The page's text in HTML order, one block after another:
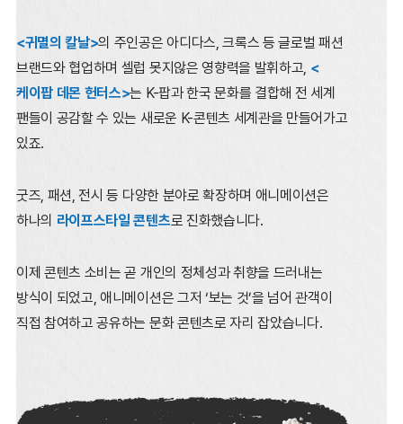
<귀멸의 칼날>의 주인공은 아디다스, 크록스 등 글로벌 패션
브랜드와 협업하며 셀럽 못지않은 영향력을 발휘하고, <
케이팝 데몬 헌터스>는 K-팝과 한국 문화를 결합해 전 세계
팬들이 공감할 수 있는 새로운 K-콘텐츠 세계관을 만들어가고
있죠.
굿즈, 패션, 전시 등 다양한 분야로 확장하며 애니메이션은
하나의 라이프스타일 콘텐츠로 진화했습니다.
이제 콘텐츠 소비는 곧 개인의 정체성과 취향을 드러내는
방식이 되었고,애니메이션은 그저 ‘보는 것’을 넘어 관객이
직접 참여하고 공유하는 문화 콘텐츠로 자리 잡았습니다.